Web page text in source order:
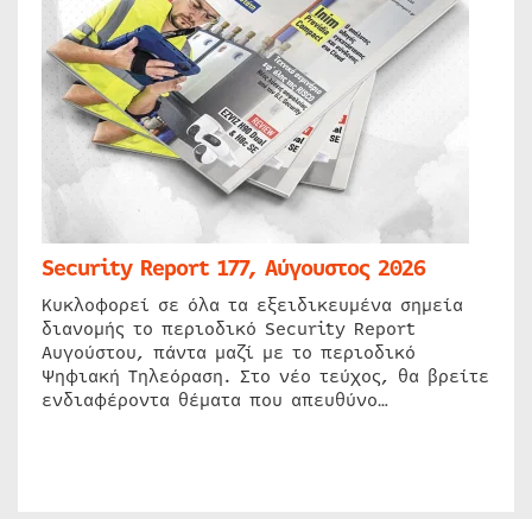
Security Report 177, Αύγουστος 2026
Κυκλοφορεί σε όλα τα εξειδικευμένα σημεία
διανομής το περιοδικό Security Report
Αυγούστου, πάντα μαζί με το περιοδικό
Ψηφιακή Τηλεόραση. Στο νέο τεύχος, θα βρείτε
ενδιαφέροντα θέματα που απευθύνο…